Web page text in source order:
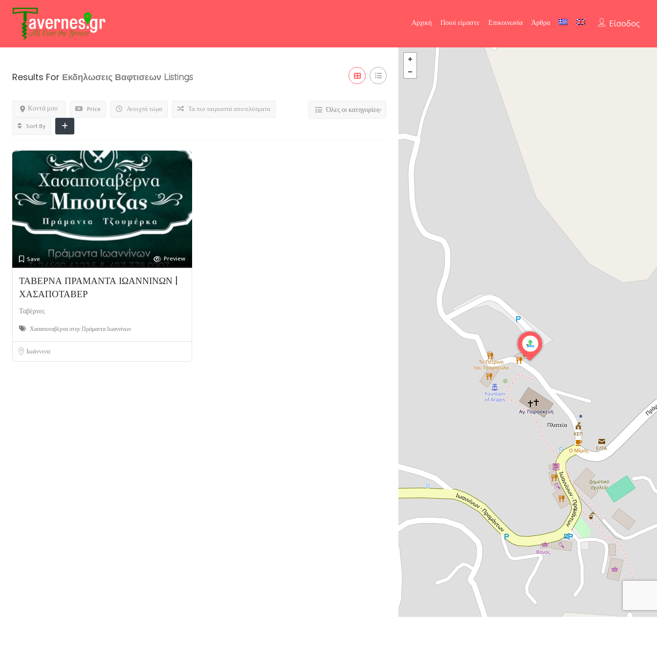
Είσοδος
Αρχική Ποιοί είμαστε Επικοινωνία Άρθρα
Results For Εκδηλωσεις Βαφτισεων Listings
Price Ανοιχτά τώρα
Κοντά μου
Τα πιο ταιριαστά αποτελέσματα
Sort By
Όλες οι κατηγορίες
Save Preview
ΤΑΒΕΡΝΑ ΠΡΑΜΑΝΤΑ ΙΩΑΝΝΙΝΩΝ |
ΧΑΣΑΠΟΤΑΒΕΡ
Ταβέρνες
Χασαποταβέρνα στην Πράμαντα Ιωαννίνων
Ιωάννινα